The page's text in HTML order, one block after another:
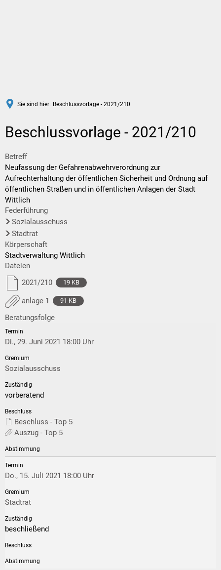
Sie sind hier: Beschlussvorlage - 2021/210
Beschlussvorlage - 2021/210
Betreff
Neufassung der Gefahrenabwehrverordnung zur
Aufrechterhaltung der öffentlichen Sicherheit und Ordnung auf
öffentlichen Straßen und in öffentlichen Anlagen der Stadt
Wittlich
Federführung
Sozialausschuss
Stadtrat
Körperschaft
Stadtverwaltung Wittlich
Dateien
2021/210
19 KB
anlage 1 91 KB
Beratungsfolge
Di., 29. Juni 2021 18:00 Uhr
Sozialausschuss
vorberatend
Beschluss - Top 5
Auszug - Top 5
Do., 15. Juli 2021 18:00 Uhr
Stadtrat
beschließend